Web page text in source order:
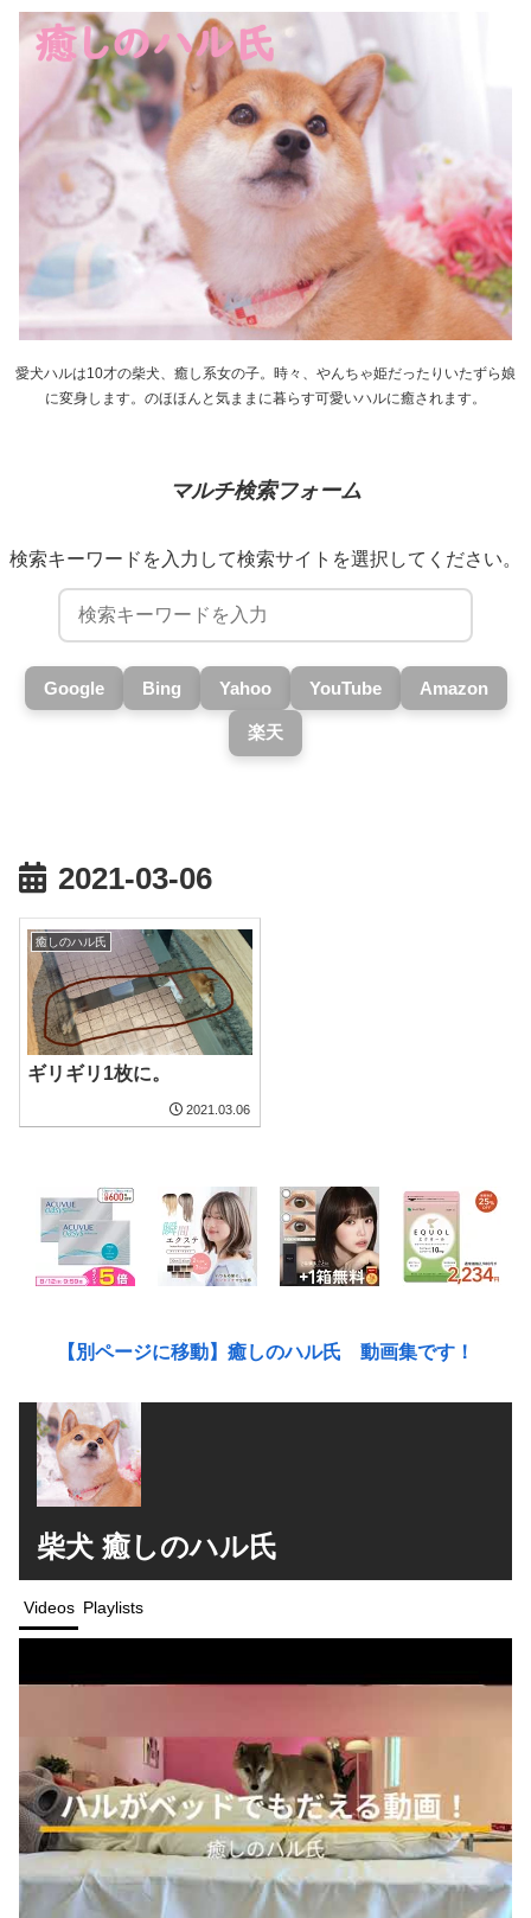
愛犬ハルは10才の柴犬、癒し系女の子。時々、やんちゃ姫だったりいたずら娘
に変身します。のほほんと気ままに暮らす可愛いハルに癒されます。
マルチ検索フォーム
検索キーワードを入力して検索サイトを選択してください。
Google Bing Yahoo YouTube Amazon
楽天
2021-03-06
癒しのハル氏
ギリギリ1枚に。
2021.03.06
【別ページに移動】癒しのハル氏 動画集です！
柴犬 癒しのハル氏
Videos Playlists